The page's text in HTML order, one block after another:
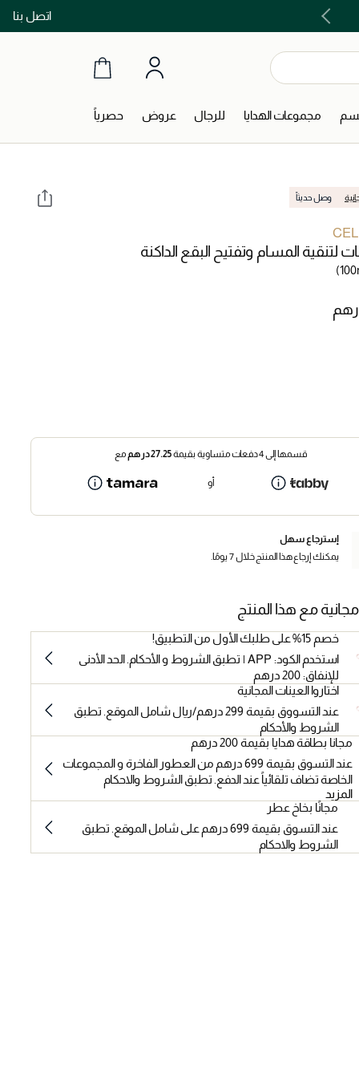
اتصل بنااشتري الآن و ادفع لاحقاً مع تابي و تمارا!
مجموعات الهدايا للرجال عروض حصرياً
وصل حديثاً
لتنقية المسام وتفتيح البقع الداكنة
قسمها إلى 4 دفعات متساوية بقيمة 27.25درهممع
أو
إسترجاع سهل
يمكنك إرجاع هذا المنتج خلال 7 يومًا.
مع هذا المنتج
خصم 15% على طلبك الأول من التطبيق!
استخدم الكود: APP | تطبق الشروط و الأحكام. الحد الأدنى
للإنفاق: 200 درهم
اختاروا العينات المجانية
عند التسووق بقيمة 299 درهم/ريال شامل الموقع. تطبق
الشروط والأحكام
مجانا بطاقة هدايا بقيمة 200 درهم
عند التسوق بقيمة 699 درهم من العطور الفاخرة و المجموعات
الخاصة تضاف تلقائياً عند الدفع. تطبق الشروط والاحكام
المزيد
مجانًا بخاخ عطر
عند التسوق بقيمة 699 درهم على شامل الموقع. تطبق
الشروط والاحكام